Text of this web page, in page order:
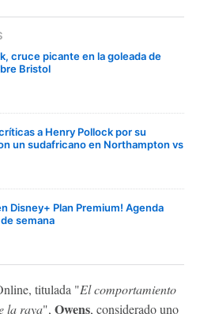
cruce picante en la goleada de
Bristol
a Henry Pollock por su
un sudafricano en Northampton vs
Disney+ Plan Premium! Agenda
semana
titulada "El comportamiento
la raya", Owens, considerado uno